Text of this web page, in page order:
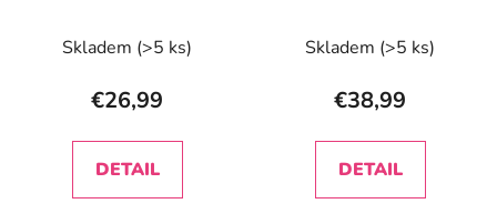
Skladem (>5 ks)
€26,99
DETAIL
Skladem (>5 ks)
€38,99
DETAIL